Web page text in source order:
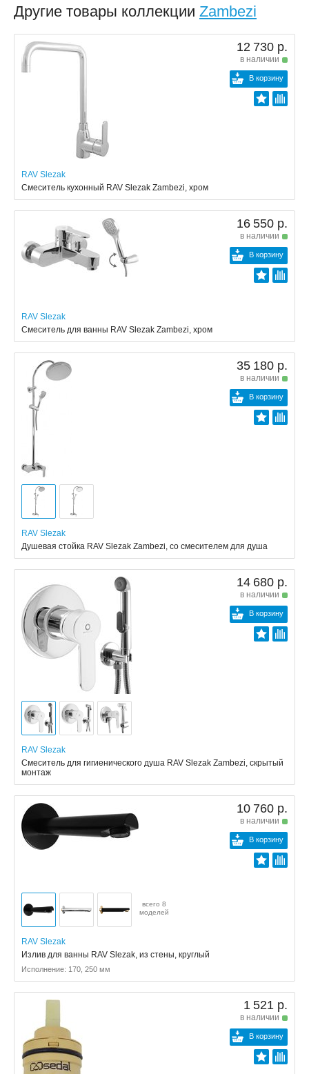
Другие товары коллекции Zambezi
12 730 р.
в наличии
В корзину
RAV Slezak
Смеситель кухонный RAV Slezak Zambezi, хром
16 550 р.
в наличии
В корзину
RAV Slezak
Смеситель для ванны RAV Slezak Zambezi, хром
35 180 р.
в наличии
В корзину
RAV Slezak
Душевая стойка RAV Slezak Zambezi, со смесителем для душа
14 680 р.
в наличии
В корзину
RAV Slezak
Смеситель для гигиенического душа RAV Slezak Zambezi, скрытый
монтаж
10 760 р.
в наличии
В корзину
всего 8
моделей
RAV Slezak
Излив для ванны RAV Slezak, из стены, круглый
Исполнение: 170, 250 мм
1 521 р.
в наличии
В корзину